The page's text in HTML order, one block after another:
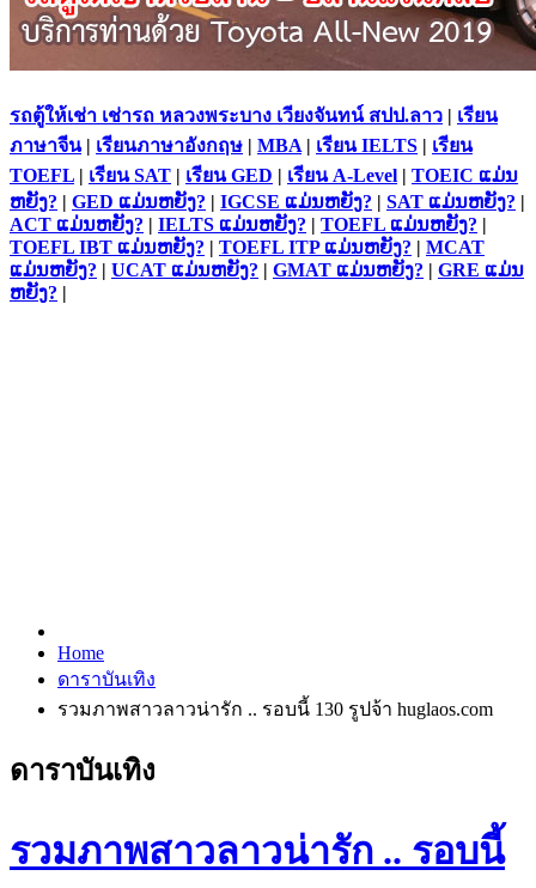
รถตู้ให้เช่า เช่ารถ หลวงพระบาง เวียงจันทน์ สปป.ลาว | เรียน
ภาษาจีน| เรียนภาษาอังกฤษ | MBA | เรียน IELTS | เรียน
TOEFL | เรียน SAT | เรียน GED | เรียน A-Level | TOEIC ແມ່ນ
ຫຍັງ? | GED ແມ່ນຫຍັງ? | IGCSE ແມ່ນຫຍັງ? | SAT ແມ່ນຫຍັງ? |
ACT ແມ່ນຫຍັງ? | IELTS ແມ່ນຫຍັງ? | TOEFL ແມ່ນຫຍັງ? |
TOEFL IBT ແມ່ນຫຍັງ? | TOEFL ITP ແມ່ນຫຍັງ? | MCAT
ແມ່ນຫຍັງ? | UCAT ແມ່ນຫຍັງ? | GMAT ແມ່ນຫຍັງ? | GRE ແມ່ນ
ຫຍັງ? |
Home
ดาราบันเทิง
รวมภาพสาวลาวน่ารัก .. รอบนี้ 130 รูปจ้า huglaos.com
ดาราบันเทิง
รวมภาพสาวลาวน่ารัก .. รอบนี้